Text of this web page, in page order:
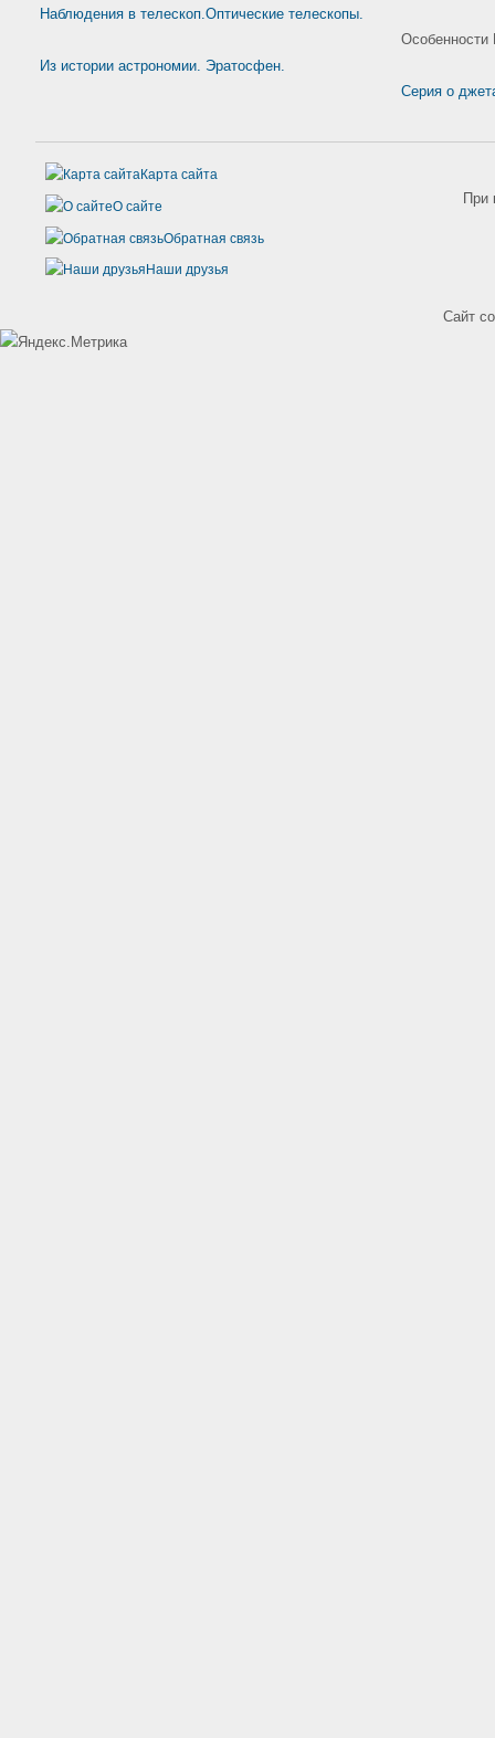
Наблюдения в телескоп.Оптические телескопы.
Из истории астрономии. Эратосфен.
Особенности
Серия о
Карта сайта
О сайте
Обратная связь
Наши друзья
При
Сайт